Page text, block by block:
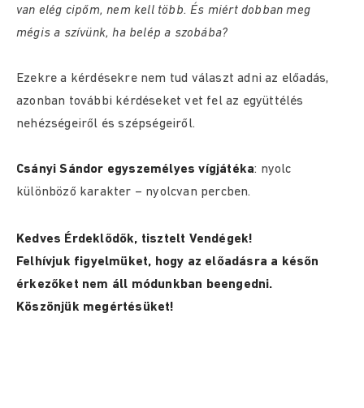
van elég cipőm, nem kell több. És miért dobban meg
mégis a szívünk, ha belép a szobába?
Ezekre a kérdésekre nem tud választ adni az előadás,
azonban további kérdéseket vet fel az együttélés
nehézségeiről és szépségeiről.
Csányi Sándor egyszemélyes vígjátéka: nyolc
különböző karakter – nyolcvan percben.
Kedves Érdeklődők, tisztelt Vendégek!
Felhívjuk figyelmüket, hogy az előadásra a későn
érkezőket nem áll módunkban beengedni.
Köszönjük megértésüket!